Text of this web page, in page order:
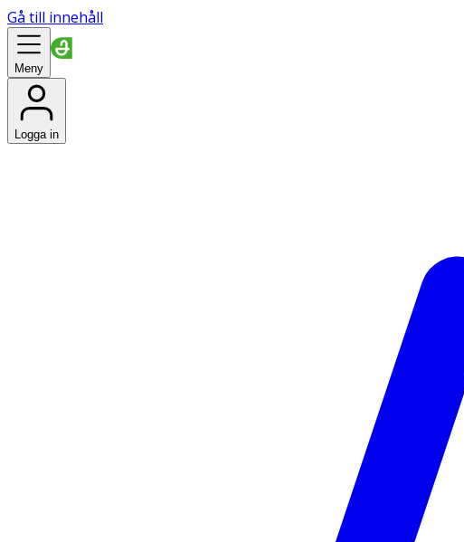
Gå till innehåll
Meny
Logga in